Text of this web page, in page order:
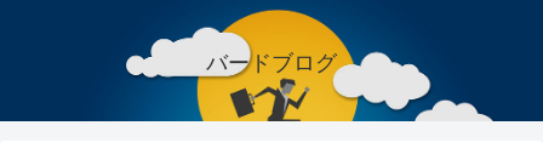
バードブログ